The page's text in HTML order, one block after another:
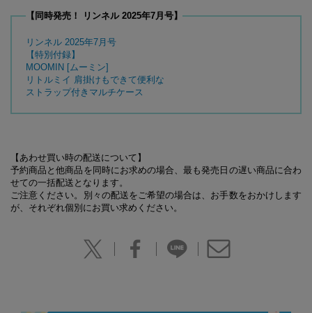
【同時発売！ リンネル 2025年7月号】
リンネル 2025年7月号
【特別付録】
MOOMIN [ムーミン]
リトルミイ 肩掛けもできて便利な
ストラップ付きマルチケース
【あわせ買い時の配送について】
予約商品と他商品を同時にお求めの場合、最も発売日の遅い商品に合わ
せての一括配送となります。
ご注意ください。別々の配送をご希望の場合は、お手数をおかけします
が、それぞれ個別にお買い求めください。